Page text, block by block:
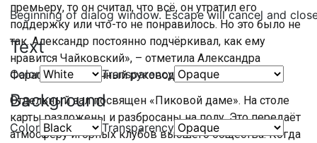
Beginning of dialog window. Escape will cancel and
Text
Color Transparency
Background
Color Transparency
премьеру, то он считал, что всё, он утратил его
поддержку или что-то не понравилось. Но это было не
так. Александр постоянно подчёркивал, как ему
нравится Чайковский», – отметила Александра
Фарафонова, научный руководитель ГМЗ Гатчина.
Отдельный зал посвящен «Пиковой даме». На столе
карты разложены и разбросаны на полу. Это передаёт
атмосферу игорных клубов высшего общества. Когда